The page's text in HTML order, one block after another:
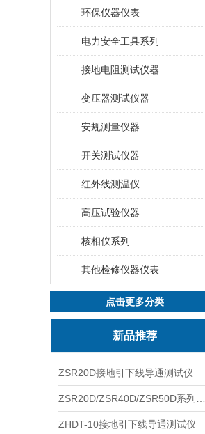
环保仪器仪表
电力安全工具系列
接地电阻测试仪器
变压器测试仪器
安规测量仪器
开关测试仪器
红外线测温仪
高压试验仪器
核相仪系列
其他检修仪器仪表
点击更多分类
新品推荐
ZSR20D接地引下线导通测试仪
ZHDT-10接地引下线导通测试仪